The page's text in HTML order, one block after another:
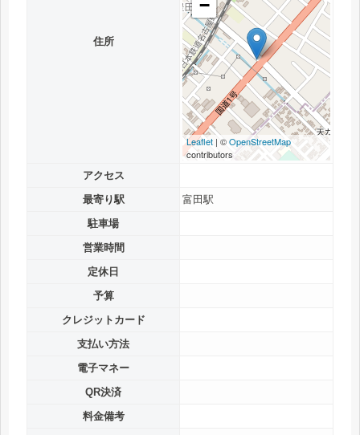
住所
−
Leaflet | ©OpenStreetMap
contributors
アクセス
最寄り駅
富田駅
駐車場
営業時間
定休日
予算
クレジットカード
支払い方法
電子マネー
QR決済
料金備考